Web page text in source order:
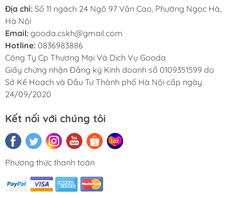
Địa chỉ: Số 11 ngách 24 Ngõ 97 Văn Cao, Phường Ngọc Hà,
Hà Nội
Email: gooda.cskh@gmail.com
Hotline: 0836983886
Công Ty Cp Thương Mại Và Dịch Vụ Gooda
Giấy chứng nhận Đăng ký Kinh doanh số 0109351599 do
Sở Kế Hoạch và Đầu Tư Thành phố Hà Nội cấp ngày
24/09/2020
Kết nối với chúng tôi
Phương thức thanh toán